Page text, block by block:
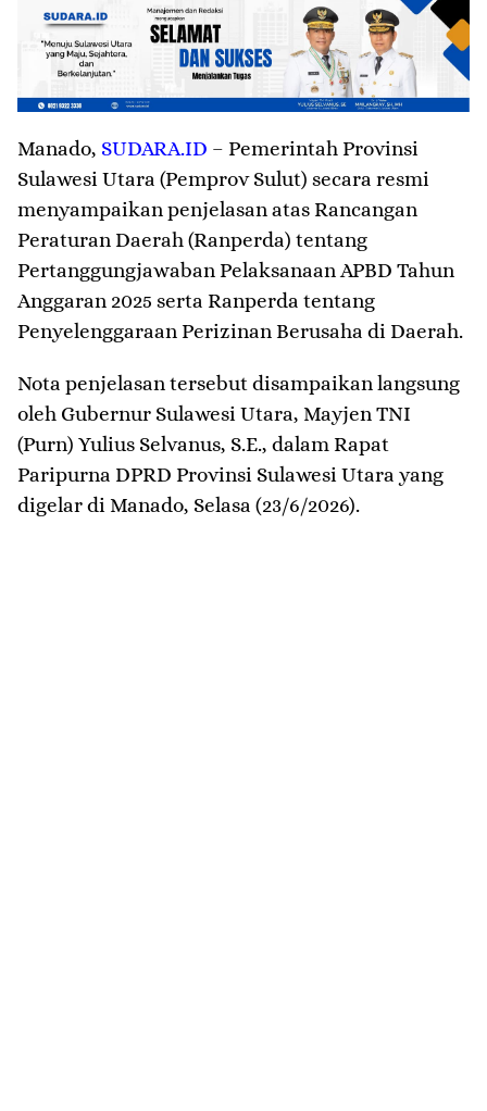
Manado, SUDARA.ID – Pemerintah Provinsi
Sulawesi Utara (Pemprov Sulut) secara resmi
menyampaikan penjelasan atas Rancangan
Peraturan Daerah (Ranperda) tentang
Pertanggungjawaban Pelaksanaan APBD Tahun
Anggaran 2025 serta Ranperda tentang
Penyelenggaraan Perizinan Berusaha di Daerah.
Nota penjelasan tersebut disampaikan langsung
oleh Gubernur Sulawesi Utara, Mayjen TNI
(Purn) Yulius Selvanus, S.E., dalam Rapat
Paripurna DPRD Provinsi Sulawesi Utara yang
digelar di Manado, Selasa (23/6/2026).